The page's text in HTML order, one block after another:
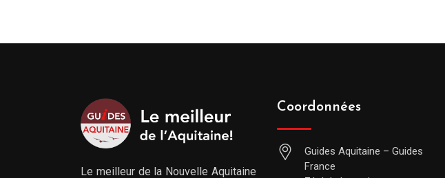
Le meilleur de la Nouvelle Aquitaine
Coordonnées
Guides Aquitaine – Guides
France